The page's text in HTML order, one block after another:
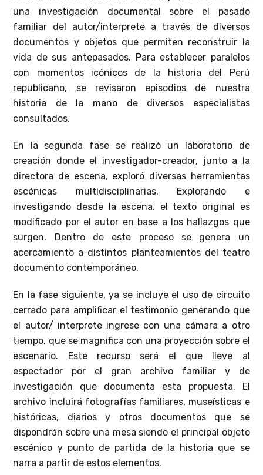
una investigación documental sobre el pasado
familiar del autor/interprete a través de diversos
documentos y objetos que permiten reconstruir la
vida de sus antepasados. Para establecer paralelos
con momentos icónicos de la historia del Perú
republicano, se revisaron episodios de nuestra
historia de la mano de diversos especialistas
consultados.
En la segunda fase se realizó un laboratorio de
creación donde el investigador-creador, junto a la
directora de escena, exploró diversas herramientas
escénicas multidisciplinarias. Explorando e
investigando desde la escena, el texto original es
modificado por el autor en base a los hallazgos que
surgen. Dentro de este proceso se genera un
acercamiento a distintos planteamientos del teatro
documento contemporáneo.
En la fase siguiente, ya se incluye el uso de circuito
cerrado para amplificar el testimonio generando que
el autor/ interprete ingrese con una cámara a otro
tiempo, que se magnifica con una proyección sobre el
escenario. Este recurso será el que lleve al
espectador por el gran archivo familiar y de
investigación que documenta esta propuesta. El
archivo incluirá fotografías familiares, museísticas e
históricas, diarios y otros documentos que se
dispondrán sobre una mesa siendo el principal objeto
escénico y punto de partida de la historia que se
narra a partir de estos elementos.